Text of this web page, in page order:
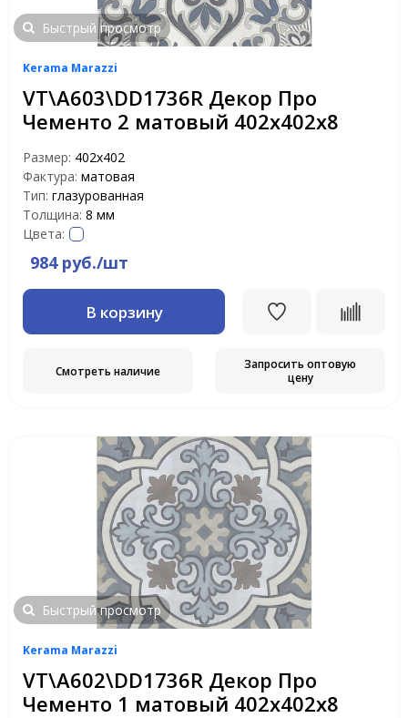
Быстрый просмотр
Kerama Marazzi
VT\A603\DD1736R Декор Про
Чементо 2 матовый 402х402х8
Размер: 402х402
Фактура: матовая
Тип: глазурованная
Толщина: 8 мм
Цвета:
984 руб./шт
В корзину
Смотреть наличие
Запросить оптовую
цену
Быстрый просмотр
Kerama Marazzi
VT\A602\DD1736R Декор Про
Чементо 1 матовый 402х402х8